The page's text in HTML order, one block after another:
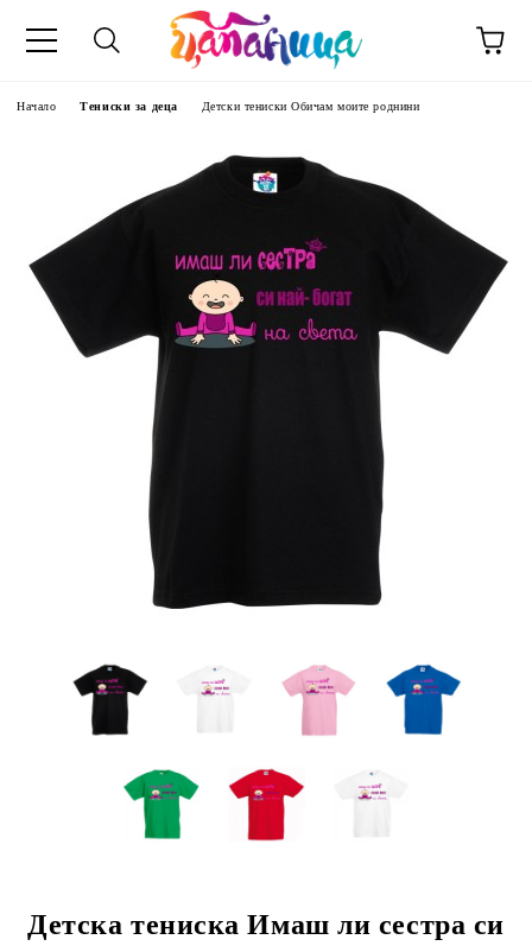
Начало Тениски за деца Детски тениски Обичам моите роднини
Детска тениска Имаш ли сестра си